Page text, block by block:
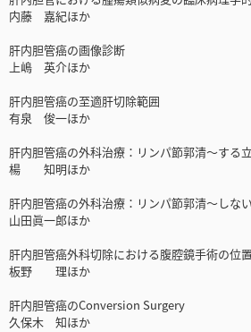
内藤 嘉紀ほか
肝内胆管癌の画像診断
上嶋 英介ほか
肝内胆管癌の至適肝切除範囲
有泉 俊一ほか
肝内胆管癌の外科治療：リンパ節郭清～する
楊 知明ほか
肝内胆管癌の外科治療：リンパ節郭清～しな
山田眞一郎ほか
肝内胆管癌外科切除における腹腔鏡手術の位
板野 理ほか
肝内胆管癌のConversion Surgery
久保木 知ほか